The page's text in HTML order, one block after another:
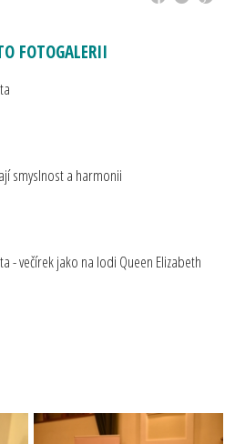
FOTOGALERII
smyslnost a harmonii
- večírek jako na lodi Queen Elizabeth